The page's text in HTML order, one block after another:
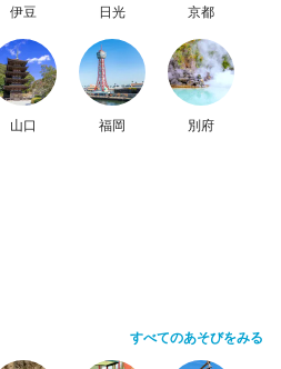
伊豆 日光 京都
山口 福岡 別府
すべてのあそびをみる